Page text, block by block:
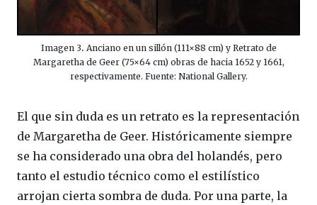
Imagen 3. Anciano en un sillón (111×88 cm) y Retrato de
Margaretha de Geer (75×64 cm) obras de hacia 1652 y 1661,
respectivamente. Fuente: National Gallery.
El que sin duda es un retrato es la representación
de Margaretha de Geer. Históricamente siempre
se ha considerado una obra del holandés, pero
tanto el estudio técnico como el estilístico
arrojan cierta sombra de duda. Por una parte, la